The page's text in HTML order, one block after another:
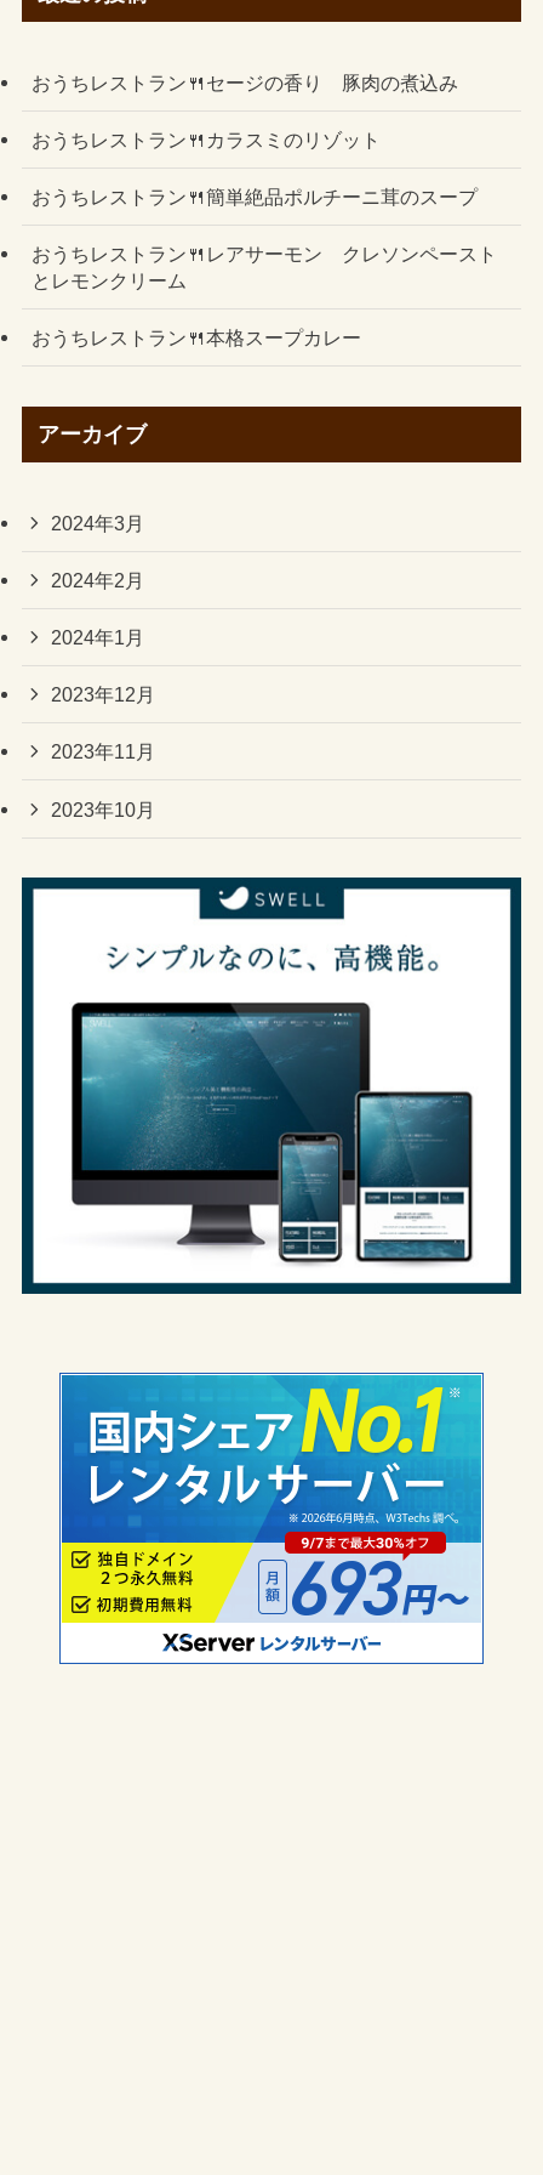
おうちレストラン🍴セージの香り 豚肉の煮込み
おうちレストラン🍴カラスミのリゾット
おうちレストラン🍴簡単絶品ポルチーニ茸のスープ
おうちレストラン🍴レアサーモン クレソンペースト
とレモンクリーム
おうちレストラン🍴本格スープカレー
アーカイブ
2024年3月
2024年2月
2024年1月
2023年12月
2023年11月
2023年10月